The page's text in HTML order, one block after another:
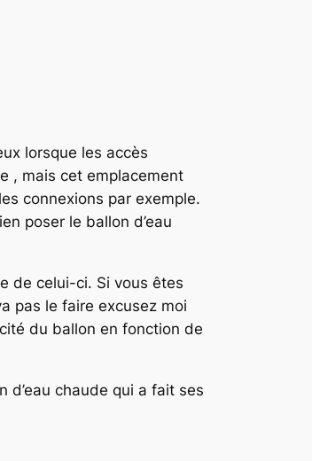
lorsque les accès
, mais cet emplacement
connexions par exemple.
poser le ballon d’eau
de celui-ci. Si vous êtes
pas le faire excusez moi
du ballon en fonction de
d’eau chaude qui a fait ses